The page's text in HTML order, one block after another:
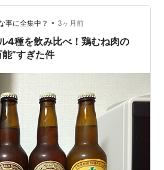
事に全集中？ • 3ヶ月前
4種を飲み比べ！鶏むね肉の
”すぎた件